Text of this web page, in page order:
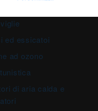
ed essicatoi
ad ozono
di aria calda e